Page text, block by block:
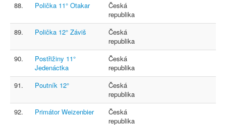
88.
Polička 11° Otakar
Česká
republika
89.
Polička 12° Záviš
Česká
republika
90.
Postřižiny 11°
Jedenáctka
Česká
republika
91.
Poutník 12°
Česká
republika
92.
Primátor Weizenbier
Česká
republika